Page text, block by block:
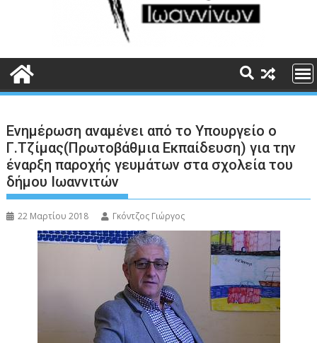
Ενημέρωση αναμένει από το Υπουργείο ο
Γ.Τζίμας(Πρωτοβάθμια Εκπαίδευση) για την
έναρξη παροχής γευμάτων στα σχολεία του
δήμου Ιωαννιτών
22 Μαρτίου 2018 Γκόντζος Γιώργος